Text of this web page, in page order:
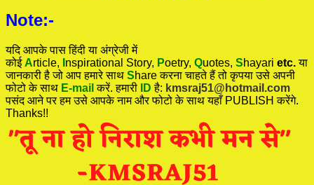
Note:-
यदि आपके पास हिंदी या अंग्रेजी में
कोईArticle, nspirational Story, Poetry, Quotes, Shayari etc.या
जानकारी है जो आप हमारे साथ Share करना चाहते हैं तो कृपया उसे अपनी
फोटो के साथ E-mail करें. हमारी IDहै: kmsraj51@hotmail.com
पसंद आने पर हम उसे आपके नाम और फोटो के साथ यहाँ PUBLISH करेंगे.
Thanks!!